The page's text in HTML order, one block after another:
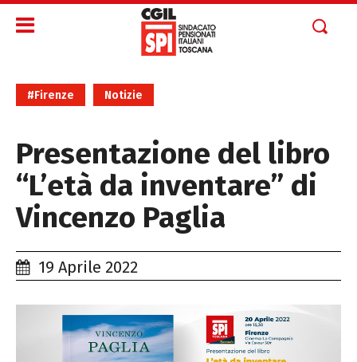
#Firenze Notizie
Presentazione del libro
“L’età da inventare” di
Vincenzo Paglia
19 Aprile 2022